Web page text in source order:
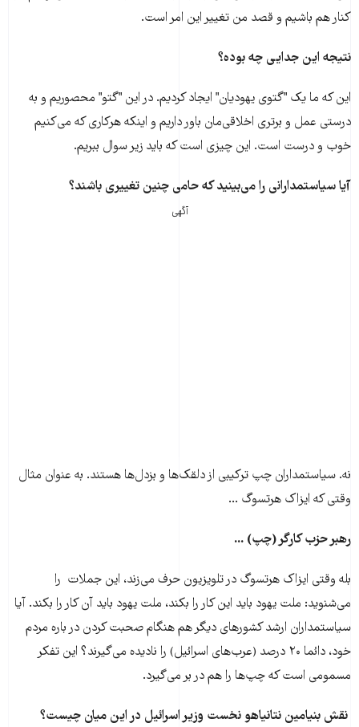
کنار هم باشیم و قصد من تغییر این امر است.
نتیجه این جدایی چه بوده؟
این که ما یک "گتوی یهودیان" ایجاد کردیم. در این "گتو" محصوریم و به
درستی عمل‌ و برتری اخلاقی‌مان باور داریم و اینکه هرکاری که می‌کنیم
خوب و درست است. این چیزی است که باید زیر سوال ببریم.
آیا سیاستمدارانی را می‌بینید که حامی چنین تغییری باشند؟
آگهی
نه. سیاستمداران چپ ترکیبی از دلقک‌ها و بزدل‌ها هستند. به عنوان مثال
وقتی که ایزاک هرتسوگ ...
رهبر حزب کارگر (چپ) ...
بله وقتی ایزاک هرتسوگ در تلویزیون حرف می‌زند، این‌‌ جملات را
می‌شنوید: ملت یهود باید این کار را بکند، ملت یهود باید آن کار را بکند. آیا
سیاستمداران ارشد کشورهای دیگر هم هنگام صحبت کردن در باره مردم
خود، دائما ۲۰ درصد (عرب‌های اسرائیل) را نادیده می‌گیرند؟ این تفکر
مسمومی است که چپ‌ها را هم در بر می‌گیرد.
نقش بنیامین نتانیاهو نخست وزیر اسرائیل در این میان چیست؟